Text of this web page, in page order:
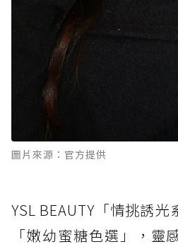
圖片來源：官方提供
YSL BEAUTY「情挑誘
「嫩幼蜜糖色選」，靈